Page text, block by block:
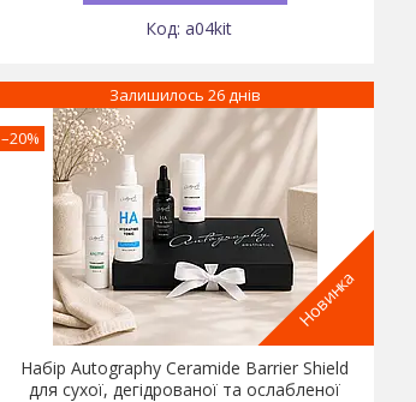
a04kit
Новинка
–20%
Залишилось 26 днів
Набір Autography Ceramide Barrier Shield
для сухої, дегідрованої та ослабленої